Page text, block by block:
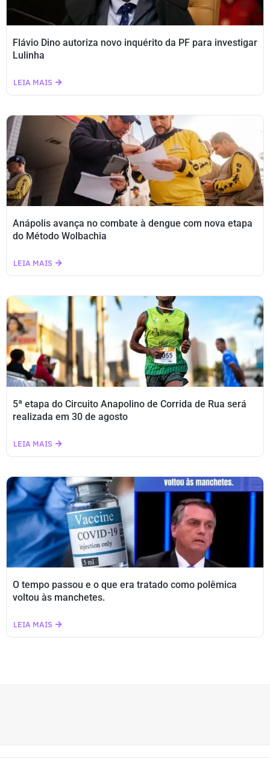
Flávio Dino autoriza novo inquérito da PF para investigar
Lulinha
LEIA MAIS
Anápolis avança no combate à dengue com nova etapa
do Método Wolbachia
LEIA MAIS
5ª etapa do Circuito Anapolino de Corrida de Rua será
realizada em 30 de agosto
LEIA MAIS
O tempo passou e o que era tratado como polêmica
voltou às manchetes.
LEIA MAIS